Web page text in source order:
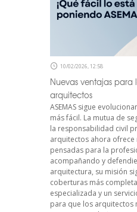
10/02/2026, 12:58
Nuevas ventajas
arquitectos
ASEMAS sigue
más fácil. La mutua de
la responsabilidad civil
arquitectos ahora ofrece
pensadas para la
acompañando y
arquitectura, su misión
coberturas más
especializada y un
para que los